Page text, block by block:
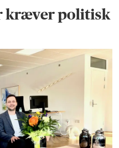
kræver politisk